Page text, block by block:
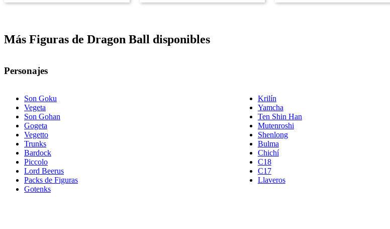
Más Figuras de Dragon Ball disponibles
Personajes
Son Goku
Vegeta
Son Gohan
Gogeta
Vegetto
Trunks
Bardock
Piccolo
Lord Beerus
Packs de Figuras
Gotenks
Krilín
Yamcha
Ten Shin Han
Mutenroshi
Shenlong
Bulma
Chichí
C18
C17
Llaveros